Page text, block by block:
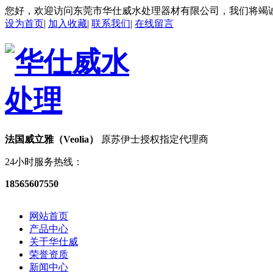
您好，欢迎访问东莞市华仕威水处理器材有限公司，我们将竭
设为首页| 加入收藏| 联系我们| 在线留言
法国威立雅（Veolia） 原苏伊士授权指定代理商
24小时服务热线：
18565607550
网站首页
产品中心
关于华仕威
荣誉资质
新闻中心